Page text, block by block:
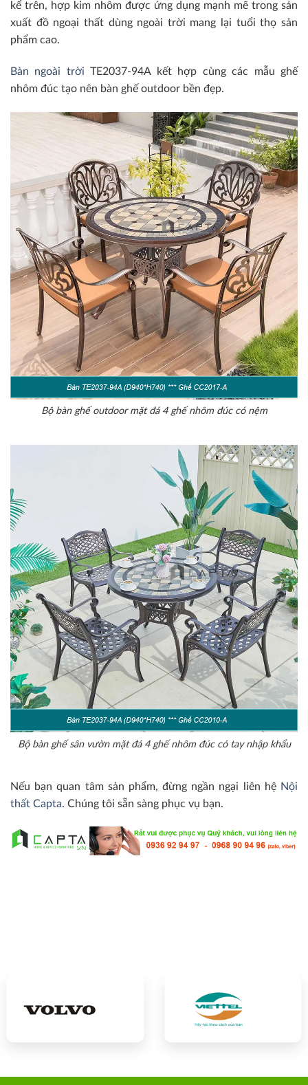
kể trên, hợp kim nhôm được ứng dụng mạnh mẽ trong sản
xuất đồ ngoại thất dùng ngoài trời mang lại tuổi thọ sản
phẩm cao.
Bàn ngoài trời TE2037-94A kết hợp cùng các mẫu ghế
nhôm đúc tạo nên bàn ghế outdoor bền đẹp.
Bộ bàn ghế outdoor mặt đá 4 ghế nhôm đúc có nệm
Bộ bàn ghế sân vườn mặt đá 4 ghế nhôm đúc có tay nhập khẩu
Nếu bạn quan tâm sản phẩm, đừng ngần ngại liên hệ Nội
thất Capta. Chúng tôi sẵn sàng phục vụ bạn.